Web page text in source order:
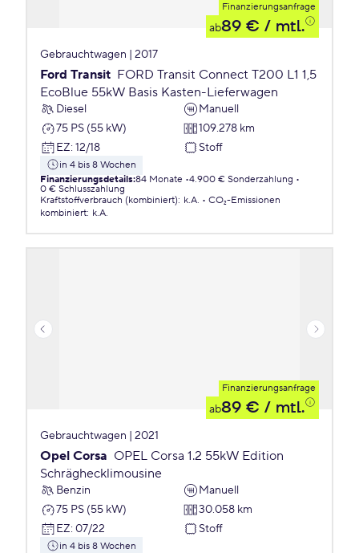
Finanzierungsanfrage
ab89 € / mtl.
Gebrauchtwagen | 2017
Ford Transit FORD Transit Connect T200 L1 1,5
EcoBlue 55kW Basis Kasten-Lieferwagen
Diesel
Manuell
75 PS (55 kW)
109.278 km
EZ: 12/18 Stoff
in 4 bis 8 Wochen
Finanzierungsdetails:84 Monate 4.900 € Sonderzahlung
0 € Schlusszahlung
Kraftstoffverbrauch (kombiniert): k.A.
CO₂-Emissionen
kombiniert: k.A.
Finanzierungsanfrage
ab89 € / mtl.
Gebrauchtwagen | 2021
Opel Corsa OPEL Corsa 1.2 55kW Edition
Schräghecklimousine
Benzin
Manuell
75 PS (55 kW)
30.058 km
EZ: 07/22 Stoff
in 4 bis 8 Wochen